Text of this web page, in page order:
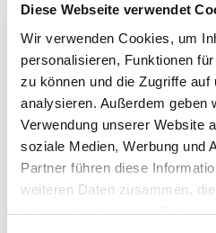
Diese Webseite verwendet
Wir verwenden Cookies, um
personalisieren, Funktionen
zu können und die Zugriffe auf
analysieren. Außerdem geben
Verwendung unserer Website
soziale Medien, Werbung und
Partner führen diese
weiteren Daten zusammen,
wo?
Luther-Haus
Kontakt: Bärbel Deifuß